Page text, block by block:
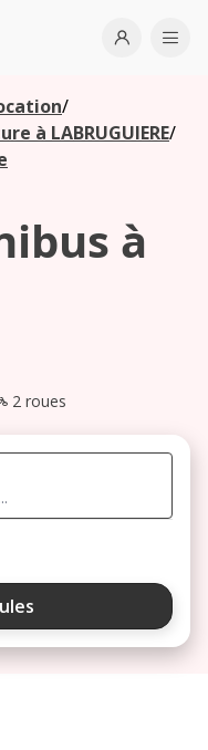
Open
/
à LABRUGUIERE/
à
2 roues
août 2026